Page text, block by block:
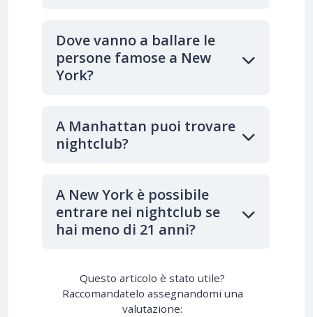
Dove vanno a ballare le
persone famose a New
York?
A Manhattan puoi trovare
nightclub?
A New York è possibile
entrare nei nightclub se
hai meno di 21 anni?
Questo articolo è stato utile?
Raccomandatelo assegnandomi una
valutazione: